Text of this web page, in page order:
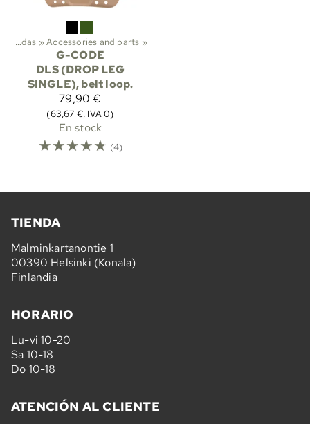
Fundas ‪»Accessories and parts ‪»
G-CODE
DLS (DROP LEG
SINGLE), belt loop.
79,90 €
(63,67 €, IVA 0)
En stock
☆☆☆☆☆ (4)
TIENDA
Malminkartanontie 1
00390 Helsinki (Konala)
Finlandia
HORARIO
Lu-vi 10-20
Sa 10-18
Do 10-18
ATENCIÓN AL CLIENTE